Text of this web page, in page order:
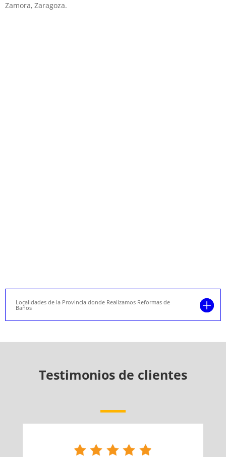
Zamora, Zaragoza.
Localidades de la Provincia donde Realizamos Reformas de
Baños
Testimonios de clientes